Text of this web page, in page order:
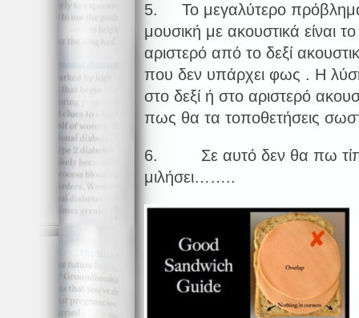
5. Το μεγαλύτερο
μουσική με ακουστικά είναι
αριστερό από το δεξί
που δεν υπάρχει φως . Η
στο δεξί ή στο αριστερό
πως θα τα τοποθετήσεις
6. Σε αυτό δεν θα πω
μιλήσει……..